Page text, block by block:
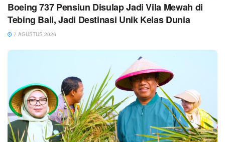
Boeing 737 Pensiun Disulap Jadi Vila Mewah di
Tebing Bali, Jadi Destinasi Unik Kelas Dunia
7 AGUSTUS 2026